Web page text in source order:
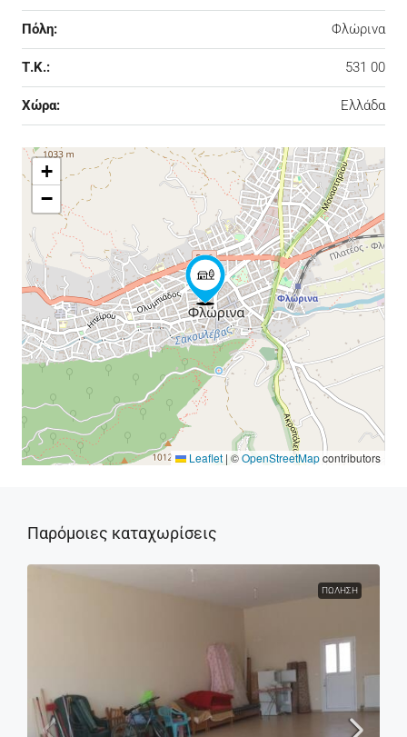
Πόλη: Φλώρινα
Τ.Κ.: 531 00
Χώρα: Ελλάδα
+
−
Leaflet | ©OpenStreetMapcontributors
Παρόμοιες καταχωρίσεις
ΠΏΛΗΣΗ